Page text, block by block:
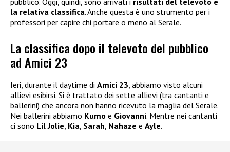
la relativa classifica. Anche questa è uno strumento per i
professori per capire chi portare o meno al Serale.
La classifica dopo il televoto del pubblico
ad Amici 23
Ieri, durante il daytime di Amici 23, abbiamo visto alcuni
allievi esibirsi. Si è trattato dei sette allievi (tra cantanti e
ballerini) che ancora non hanno ricevuto la maglia del Serale.
Nei ballerini abbiamo Kumo e Giovanni. Mentre nei cantanti
ci sono Lil Jolie, Kia, Sarah, Nahaze e Ayle.